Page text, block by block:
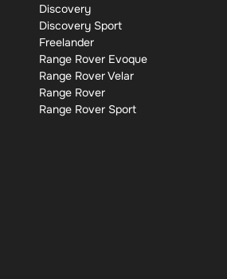
Discovery
Discovery Sport
Freelander
Range Rover Evoque
Range Rover Velar
Range Rover
Range Rover Sport